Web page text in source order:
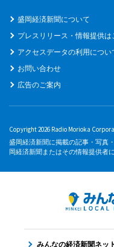
盛岡経済新聞について
プレスリリース・情報提供は
アクセスデータの利用につい
お問い合わせ
広告のご案内
Copyright 2026 Radio Morioka
盛岡経済新聞に掲載の記事・写真
岡経済新聞またはその情報提供者に
みんなの経済新聞ネッ